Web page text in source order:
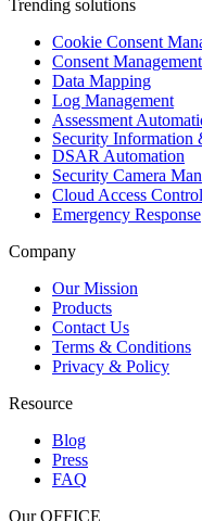
Trending solutions
Cookie Consent
Consent Management
Data Mapping
Log Management
Assessment
Security Information
DSAR Automation
Security Camera
Cloud Access Control
Emergency Response
Company
Our Mission
Products
Contact Us
Terms & Conditions
Privacy & Policy
Resource
Blog
Press
FAQ
Our OFFICE